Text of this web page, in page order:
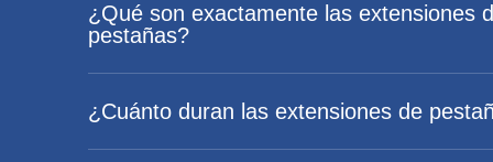
¿Qué son exactamente las extensiones
pestañas?
¿Cuánto duran las extensiones de